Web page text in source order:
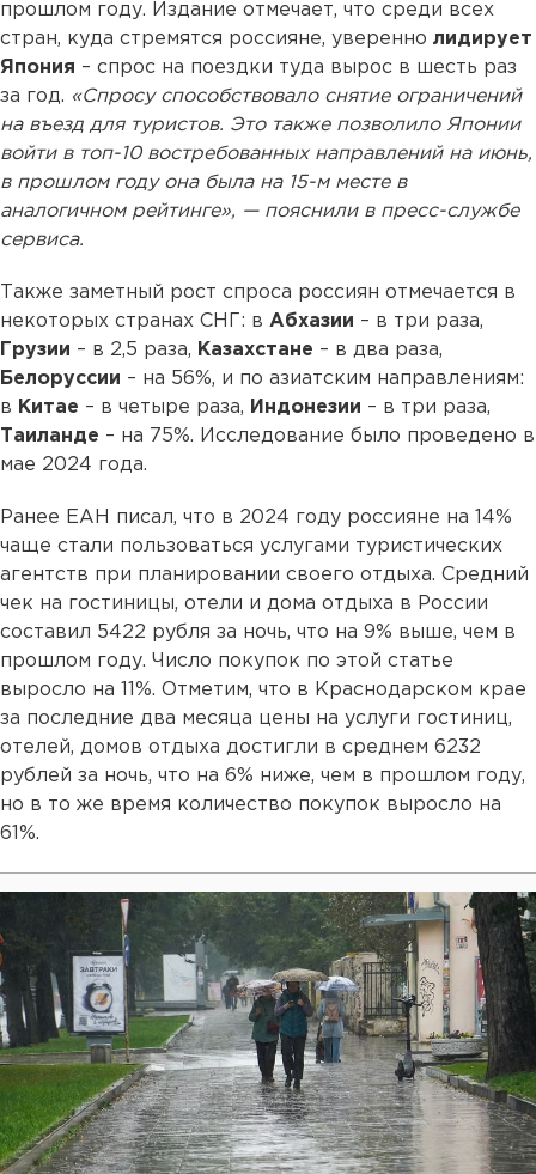
прошлом году. Издание отмечает, что среди всех
стран, куда стремятся россияне, уверенно лидирует
Япония – спрос на поездки туда вырос в шесть раз
за год. «Спросу способствовало снятие ограничений
на въезд для туристов. Это также позволило Японии
войти в топ-10 востребованных направлений на июнь,
в прошлом году она была на 15-м месте в
аналогичном рейтинге», — пояснили в пресс-службе
сервиса.
Также заметный рост спроса россиян отмечается в
некоторых странах СНГ: в Абхазии – в три раза,
Грузии – в 2,5 раза, Казахстане – в два раза,
Белоруссии – на 56%, и по азиатским направлениям:
в Китае – в четыре раза, Индонезии – в три раза,
Таиланде – на 75%. Исследование было проведено в
мае 2024 года.
Ранее ЕАН писал, что в 2024 году россияне на 14%
чаще стали пользоваться услугами туристических
агентств при планировании своего отдыха. Средний
чек на гостиницы, отели и дома отдыха в России
составил 5422 рубля за ночь, что на 9% выше, чем в
прошлом году. Число покупок по этой статье
выросло на 11%. Отметим, что в Краснодарском крае
за последние два месяца цены на услуги гостиниц,
отелей, домов отдыха достигли в среднем 6232
рублей за ночь, что на 6% ниже, чем в прошлом году,
но в то же время количество покупок выросло на
61%.